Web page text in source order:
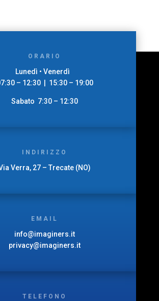
ORARIO
Lunedì • Venerdì
– 12:30 | 15:30 – 19:00
Sabato 7:30 – 12:30
INDIRIZZO
Verra, 27 – Trecate (NO)
EMAIL
info@imaginers.it
privacy@imaginers.it
TELEFONO